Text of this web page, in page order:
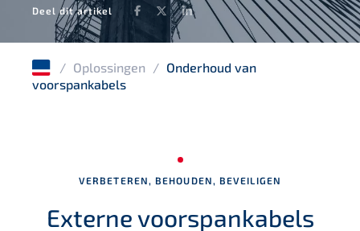
Deel dit artikel Facebook
TwitterLinkedIn
/ Oplossingen / Onderhoud van
voorspankabels
VERBETEREN, BEHOUDEN, BEVEILIGEN
Externe voorspankabels